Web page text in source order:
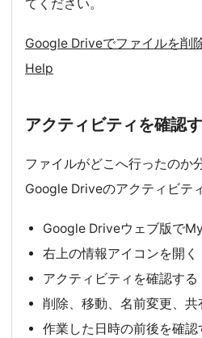
てください。
Google Driveでファイルを削
Help
アクティビティを確認
ファイルがどこへ行ったのか
Google Driveのアクティビテ
Google Driveウェブ版で
右上の情報アイコンを開く
アクティビティを確認する
削除、移動、名前変更、
作業した日時の前後を確認